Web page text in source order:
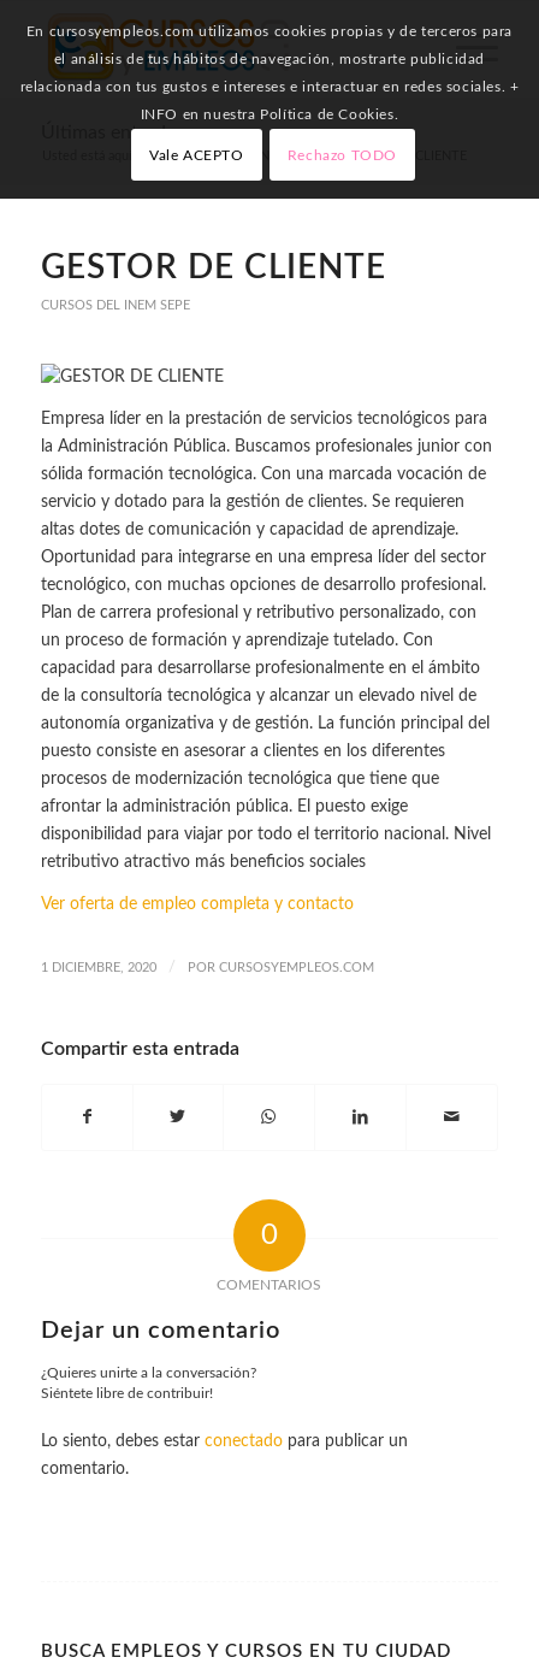
Últimas entradas
Inicio / Cursos del INEM SEPE / GESTOR DE CLIENTE
GESTOR DE CLIENTE
CURSOS DEL INEM SEPE
Empresa líder en la prestación de servicios tecnológicos para
la Administración Pública. Buscamos profesionales junior con
sólida formación tecnológica. Con una marcada vocación de
servicio y dotado para la gestión de clientes. Se requieren
altas dotes de comunicación y capacidad de aprendizaje.
Oportunidad para integrarse en una empresa líder del sector
tecnológico, con muchas opciones de desarrollo profesional.
Plan de carrera profesional y retributivo personalizado, con
un proceso de formación y aprendizaje tutelado. Con
capacidad para desarrollarse profesionalmente en el ámbito
de la consultoría tecnológica y alcanzar un elevado nivel de
autonomía organizativa y de gestión. La función principal del
puesto consiste en asesorar a clientes en los diferentes
procesos de modernización tecnológica que tiene que
afrontar la administración pública. El puesto exige
disponibilidad para viajar por todo el territorio nacional. Nivel
retributivo atractivo más beneficios sociales
Ver oferta de empleo completa y contacto
1 DICIEMBRE, 2020 / POR CURSOSYEMPLEOS.COM
Compartir esta entrada
0
COMENTARIOS
Dejar un comentario
¿Quieres unirte a la conversación?
Siéntete libre de contribuir!
Lo siento, debes estar conectadopara publicar un
comentario.
BUSCA EMPLEOS Y CURSOS EN TU CIUDAD
En cursosyempleos.com utilizamos cookies propias y de terceros para
el análisis de tus hábitos de navegación, mostrarte publicidad
relacionada con tus gustos e intereses e interactuar en redes sociales. +
INFO en nuestra Política de Cookies.
Vale ACEPTO Rechazo TODO